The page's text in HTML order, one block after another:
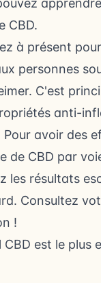
CBD.
à présent
personnes
C'est
anti-
avoir des
de CBD par
les résultats
Consultez
!
CBD est le plus